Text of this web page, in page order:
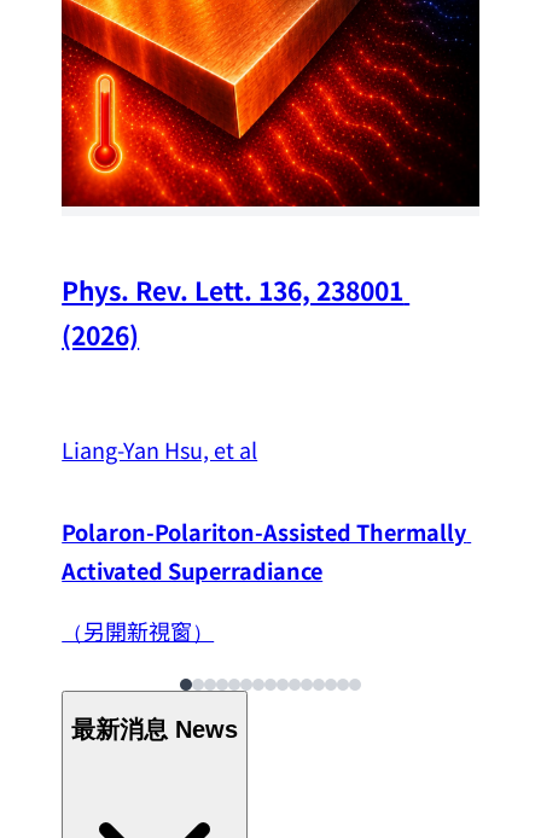
Phys. Rev. Lett. 136, 238001
(2026)
Liang-Yan Hsu, et al
Polaron-Polariton-Assisted Thermally
Activated Superradiance
（另開新視窗）
最新消息 News